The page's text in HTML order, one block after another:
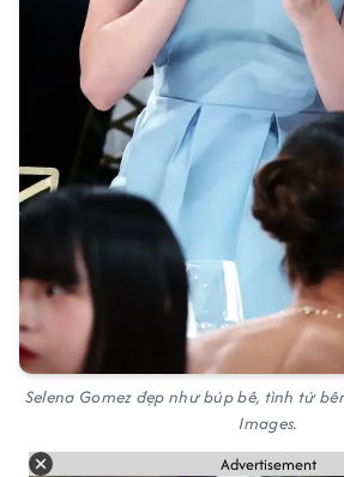
Selena Gomez đẹp như búp bê, tình tứ
Images.
Advertisement